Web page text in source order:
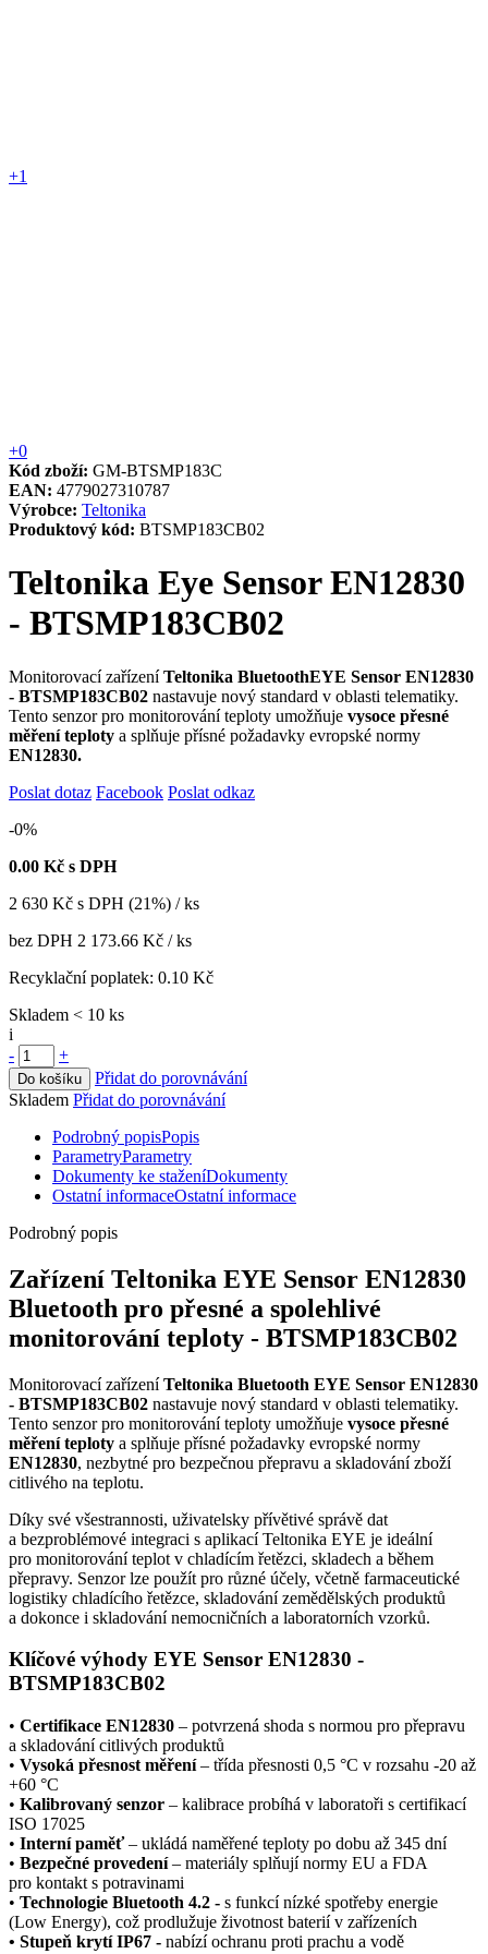
+1
+0
Kód zboží: GM-BTSMP183C
EAN: 4779027310787
Výrobce: Teltonika
Produktový kód: BTSMP183CB02
Teltonika Eye Sensor EN12830
- BTSMP183CB02
Monitorovací zařízeníTeltonika BluetoothEYE Sensor EN12830
- BTSMP183CB02 nastavuje nový standard v oblasti telematiky.
Tento senzor pro monitorování teploty umožňuje vysoce přesné
měření teploty a splňuje přísné požadavky evropské normy
EN12830.
Poslat dotaz Facebook Poslat odkaz
-0%
0.00 Kč s DPH
2 630 Kč s DPH (21%) / ks
bez DPH 2 173.66 Kč / ks
Recyklační poplatek: 0.10 Kč
Skladem < 10 ks
i
-
+
Do košíku
Přidat do porovnávání
Skladem Přidat do porovnávání
Podrobný popisPopis
ParametryParametry
Dokumenty ke staženíDokumenty
Ostatní informaceOstatní informace
Podrobný popis
Zařízení Teltonika EYE Sensor EN12830
Bluetooth pro přesné a spolehlivé
monitorování teploty - BTSMP183CB02
Monitorovací zařízeníTeltonika Bluetooth EYE Sensor EN12830
- BTSMP183CB02 nastavuje nový standard v oblasti telematiky.
Tento senzorpro monitorování teploty umožňuje vysoce přesné
měření teploty a splňuje přísné požadavky evropské normy
EN12830, nezbytné pro bezpečnou přepravu a skladování zboží
citlivého na teplotu.
Díky své všestrannosti, uživatelsky přívětivé správě dat
a bezproblémové integraci s aplikací Teltonika EYE je ideální
pro monitorování teplot v chladícím řetězci, skladech a během
přepravy. Senzorlze použít pro různé účely, včetně farmaceutické
logistiky chladícího řetězce, skladování zemědělských produktů
a dokonce i skladování nemocničních a laboratorních vzorků.
Klíčové výhody EYE Sensor EN12830 -
BTSMP183CB02
• Certifikace EN12830 – potvrzená shoda s normou pro přepravu
a skladování citlivých produktů
• Vysoká přesnost měření– třída přesnosti 0,5 °C v rozsahu -20 až
+60 °C
• Kalibrovaný senzor – kalibrace probíhá v laboratoři s certifikací
ISO 17025
• Interní paměť– ukládá naměřené teploty po dobu až 345 dní
• Bezpečné provedení– materiály splňují normy EU a FDA
pro kontakt s potravinami
• Technologie Bluetooth 4.2 - s funkcí nízké spotřeby energie
(Low Energy), což prodlužuje životnost baterií v zařízeních
• Stupeň krytíIP67 - nabízí ochranu proti prachu a vodě